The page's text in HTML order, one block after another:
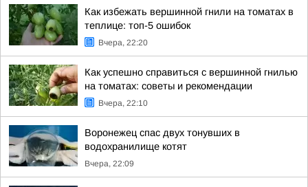
Как избежать вершинной гнили на томатах в
теплице: топ-5 ошибок
Вчера, 22:20
Как успешно справиться с вершинной гнилью
на томатах: советы и рекомендации
Вчера, 22:10
Воронежец спас двух тонувших в
водохранилище котят
Вчера, 22:09